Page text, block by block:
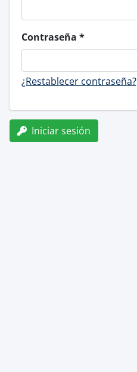
Contraseña
¿Restablecer contraseña?
Iniciar sesión